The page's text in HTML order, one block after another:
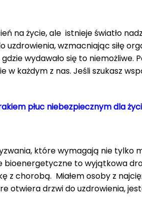
na życie, ale istnieje światło
wzmacniając siłę
wydawało się to niemożliwe.
w każdym z nas. Jeśli szukasz
płuc niebezpiecznym dla
które wymagają nie tylko
bioenergetyczne to wyjątkowa
z chorobą. Miałem osoby z
otwiera drzwi do uzdrowienia,